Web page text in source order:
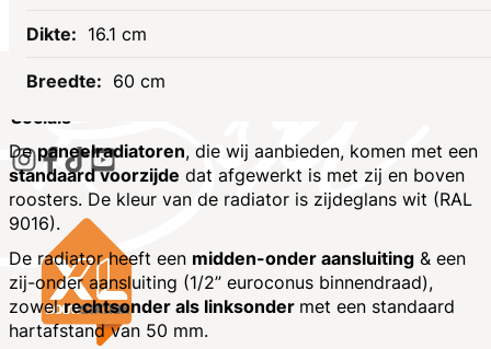
16.1 cm
60 cm
Depaneelradiatoren, die wij aanbieden, komen met een
standaard voorzijde dat afgewerkt is met zij en boven
roosters. De kleur van de radiator is zijdeglans wit (RAL
9016).
De radiator heeft een midden-onder aansluiting & een
zij-onder aansluiting (1/2” euroconus binnendraad),
zowelrechtsonder als linksonder met een standaard
hartafstand van 50 mm.
Socials